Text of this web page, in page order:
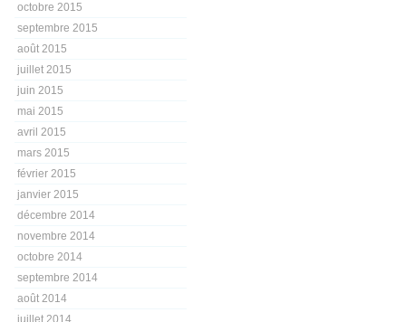
octobre 2015
septembre 2015
août 2015
juillet 2015
juin 2015
mai 2015
avril 2015
mars 2015
février 2015
janvier 2015
décembre 2014
novembre 2014
octobre 2014
septembre 2014
août 2014
juillet 2014